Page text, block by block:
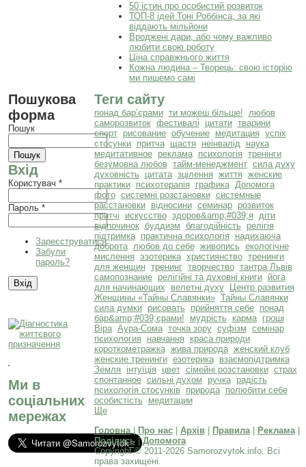
50 істин про особистий розвиток
ТОП-8 ідей Тоні Роббінса, за які
віддають мільйони
Вроджені дари, або чому важливо
любити свою роботу
Ціна справжнього життя
Кожна людина – Творець: свою історію
ми пишемо самі
Пошукова
форма
Пошук
Вхід
Користувач*
Пароль*
Зареєструватися
Забули
пароль?
Ми в
соціальних
мережах
Теги сайту
понад бар’єрами ти можеш більше! любов
саморозвиток фестивалі цитати тварини
спорт
рисование обучение медитация успіх
стосунки
притча щастя неінвалід
наука
медитативное
реклама психологія тренінги
безумовна любов тайм-менеджмент сила духу
духовність
цитата зцілення життя женские
практики
психотерапія графика Допомога
фото системні розстановки системные
расстановки
відносини семинар
розвиток
притчі
искусство здоров&amp;#039;я діти
відпочинок буддизм благодійність
релігія
підтримка
практична психологія
надихаюча
доброта любов до себе живопись екологічне
мислення эзотерика християнство тренинги
для женщин тренинг творчество тантра Львів
самопознание
релігійні та духовні книги
йога
для начинающих
велетні духу
Центр развития
Женщины «Тайны Славянки» Тайны Славянки
сила думки
рисовать прийняття себе
понад
бар&amp;#039;єрами!
мудрість карма
гроші
Віра Аура-Сома точка зору суфізм семінар
психология
навчання
краса природи
короткометражка жива природа женский клуб
женские тренинги езотерика
взаємопідтримка
Земля
інтуїція цвет сімейні розстановки страх
спонтанное сильні духом ручка
радість
психологія стосунків
природа
полюбити себе
особистість
медитации
Ще
Головна| Про нас| Архів| Правила| Реклама|
Поділись|Допомога
Copyright © 2011-2026 Samorozvytok.info. Всі
права захищені.